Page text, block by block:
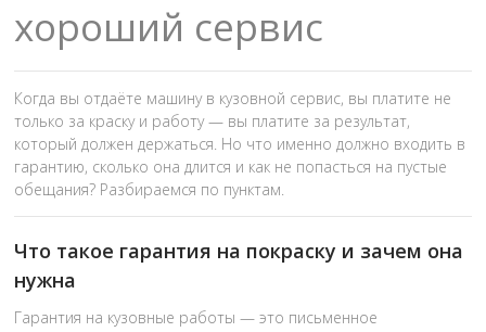
хороший сервис
Когда вы отдаёте машину в кузовной сервис, вы платите не
только за краску и работу — вы платите за результат,
который должен держаться. Но что именно должно входить в
гарантию, сколько она длится и как не попасться на пустые
обещания? Разбираемся по пунктам.
Что такое гарантия на покраску и зачем она
нужна
Гарантия на кузовные работы — это письменное